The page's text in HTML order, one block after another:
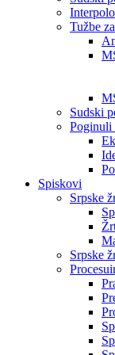
Tužbe
Sudski
Poginuli
Spiskovi
Srpske
Srpske